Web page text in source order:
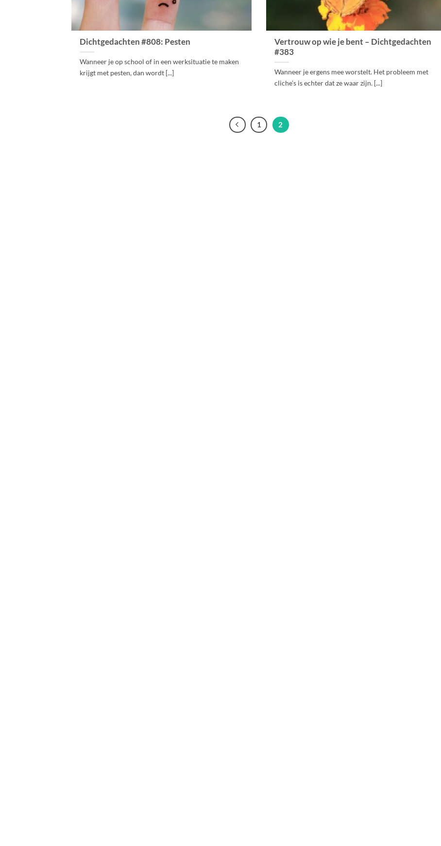
Dichtgedachten #808: Pesten
Wanneer je op school of in een werksituatie te maken
krijgt met pesten, dan wordt [...]
Vertrouw op wie je bent – Dichtgedachten
#383
Wanneer je ergens mee worstelt. Het probleem met
cliche’s is echter dat ze waar zijn. [...]
1 2